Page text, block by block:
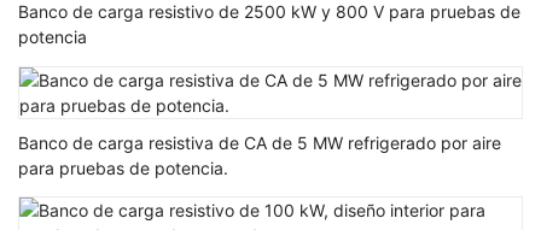
Banco de carga resistivo de 2500 kW y 800 V para pruebas de
potencia
Banco de carga resistiva de CA de 5 MW refrigerado por aire
para pruebas de potencia.